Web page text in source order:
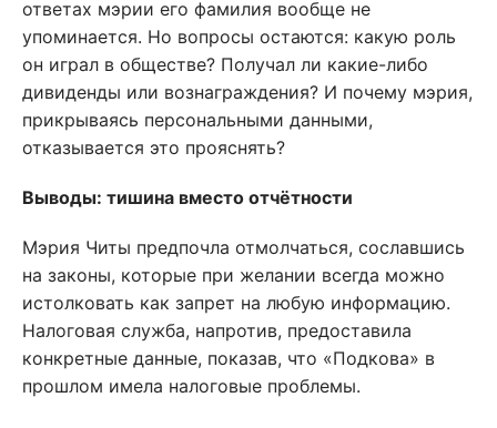
ответах мэрии его фамилия вообще не
упоминается. Но вопросы остаются: какую роль
он играл в обществе? Получал ли какие-либо
дивиденды или вознаграждения? И почему мэрия,
прикрываясь персональными данными,
отказывается это прояснять?
Выводы: тишина вместо отчётности
Мэрия Читы предпочла отмолчаться, сославшись
на законы, которые при желании всегда можно
истолковать как запрет на любую информацию.
Налоговая служба, напротив, предоставила
конкретные данные, показав, что «Подкова» в
прошлом имела налоговые проблемы.